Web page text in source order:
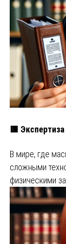
🟥
В мире, где
сложными
физическими